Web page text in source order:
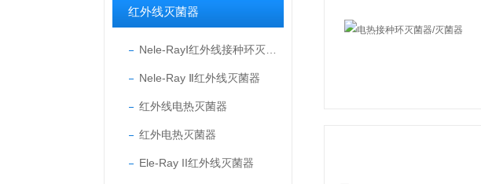
红外线灭菌器
Nele-Ray Ⅱ红外线灭菌器
红外线电热灭菌器
红外电热灭菌器
Ele-Ray II红外线灭菌器